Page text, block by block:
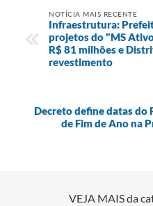
NOTÍCIA MAIS RECENTE
Infraestrutura:
projetos do "MS
R$ 81 milhões e
revestimento
Decreto define datas do
de Fim de Ano na
VEJA MAIS da